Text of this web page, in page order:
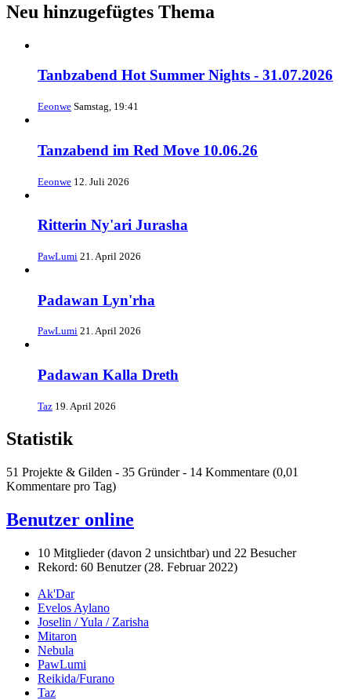
Neu hinzugefügtes Thema
Tanbzabend Hot Summer Nights - 31.07.2026
Eeonwe Samstag, 19:41
Tanzabend im Red Move 10.06.26
Eeonwe 12. Juli 2026
Ritterin Ny'ari Jurasha
PawLumi 21. April 2026
Padawan Lyn'rha
PawLumi 21. April 2026
Padawan Kalla Dreth
Taz 19. April 2026
Statistik
51 Projekte & Gilden - 35 Gründer - 14 Kommentare (0,01
Kommentare pro Tag)
Benutzer online
10 Mitglieder (davon 2 unsichtbar) und 22 Besucher
Rekord: 60 Benutzer (28. Februar 2022)
Ak'Dar
Evelos Aylano
Joselin / Yula / Zarisha
Mitaron
Nebula
PawLumi
Reikida/Furano
Taz